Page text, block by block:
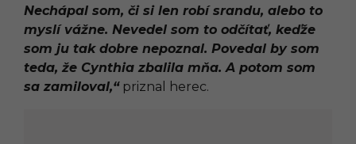
Nechápal som, či si len robí srandu, alebo to
myslí vážne. Nevedel som to odčítať, keďže
som ju tak dobre nepoznal. Povedal by som
teda, že Cynthia zbalila mňa. A potom som
sa zamiloval,“priznal herec.